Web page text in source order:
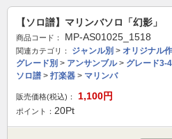
【ソロ譜】マリンバソロ「幻影」
商品コード： MP-AS01025_1518
関連カテゴリ： ジャンル別 > オリジナル
グレード別 > アンサンブル> グレード3-4
ソロ譜 > 打楽器 > マリンバ
販売価格(税込)： 1,100円
ポイント： 20Pt